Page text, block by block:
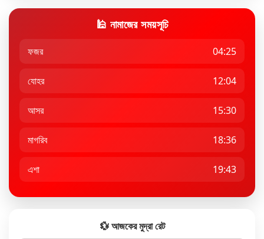
🕌 নামাজের সময়সূচি
ফজর 04:25
যোহর 12:04
আসর 15:30
মাগরিব 18:36
এশা 19:43
💱 আজকের মুদ্রা রেট